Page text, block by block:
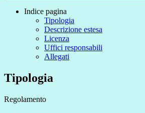
Indice pagina
Tipologia
Descrizione estesa
Licenza
Uffici responsabili
Allegati
Tipologia
Regolamento